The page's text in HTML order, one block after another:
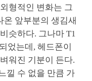
형적인 변화는 그
온 앞부분의 생김새
슷하다. 그나마 T1
었는데, 헤드폰이
워진 기분이 든다.
낄 수 없을 만큼 가